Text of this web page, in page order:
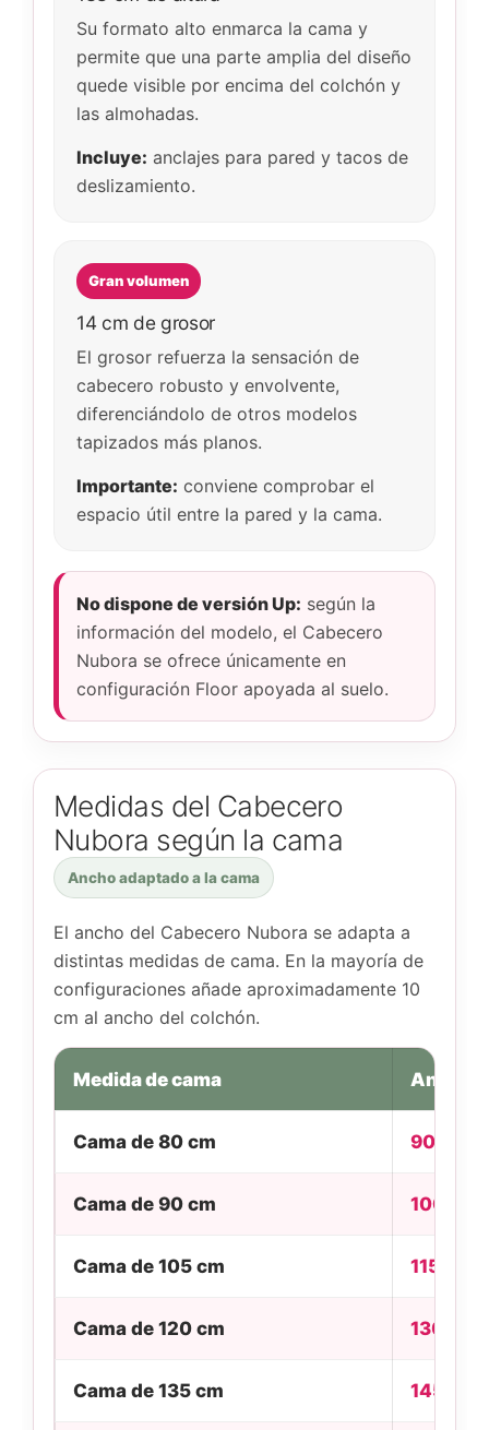
Su formato alto enmarca la cama y
permite que una parte amplia del diseño
quede visible por encima del colchón y
las almohadas.
Incluye: anclajes para pared y tacos de
deslizamiento.
Gran volumen
14 cm de grosor
El grosor refuerza la sensación de
cabecero robusto y envolvente,
diferenciándolo de otros modelos
tapizados más planos.
Importante: conviene comprobar el
espacio útil entre la pared y la cama.
No dispone de versión Up: según la
información del modelo, el Cabecero
Nubora se ofrece únicamente en
configuración Floor apoyada al suelo.
Medidas del Cabecero
Nubora según la cama
Ancho adaptado a la cama
El ancho del Cabecero Nubora se adapta a
distintas medidas de cama. En la mayoría de
configuraciones añade aproximadamente 10
cm al ancho del colchón.
Medida de cama Ancho
Cama de 80 cm 90 cm
Cama de 90 cm 100 cm
Cama de 105 cm 115 cm
Cama de 120 cm 130 cm
Cama de 135 cm 145 cm